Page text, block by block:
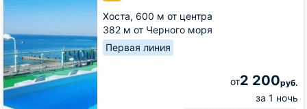
Хоста, 600 м от центра
382 м от Черного моря
Первая линия
от2 200руб.
за 1 ночь